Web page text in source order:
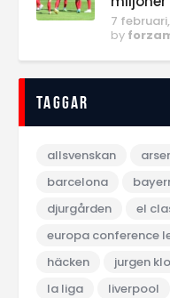
7
by
Taggar
allsvenskan
barcelona
djurgården
el
europa conference
häcken
jurgen
la liga
liverpool